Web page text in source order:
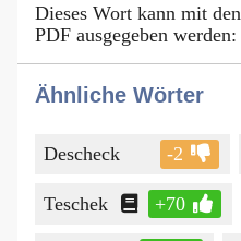
Dieses Wort kann mit
PDF ausgegeben werden:
Ähnliche Wörter
Descheck -2
Teschek +70